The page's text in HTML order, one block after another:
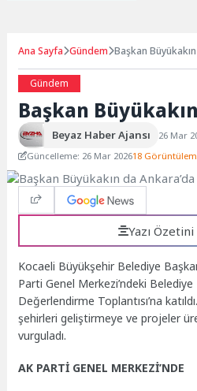
Ana Sayfa Gündem Başkan
Gündem
Başkan
Beyaz Haber Ajansı
26 Mar
Güncelleme: 26 Mar 202618
Yazı
Kocaeli Büyükşehir Belediye
Parti Genel Merkezi’ndeki
Değerlendirme Toplantısı’na
şehirleri geliştirmeye ve projeler
vurguladı.
AK PARTİ GENEL MERKEZİ’NDE